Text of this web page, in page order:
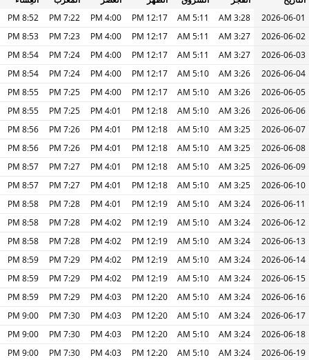
2026-06-01
3:28 AM
5:11 AM
12:17 PM
4:00 PM
7:22 PM
8:52 PM
2026-06-02
3:27 AM
5:11 AM
12:17 PM
4:00 PM
7:23 PM
8:53 PM
2026-06-03
3:27 AM
5:11 AM
12:17 PM
4:00 PM
7:24 PM
8:54 PM
2026-06-04
3:26 AM
5:10 AM
12:17 PM
4:00 PM
7:24 PM
8:54 PM
2026-06-05
3:26 AM
5:10 AM
12:17 PM
4:00 PM
7:25 PM
8:55 PM
2026-06-06
3:26 AM
5:10 AM
12:18 PM
4:01 PM
7:25 PM
8:55 PM
2026-06-07
3:25 AM
5:10 AM
12:18 PM
4:01 PM
7:26 PM
8:56 PM
2026-06-08
3:25 AM
5:10 AM
12:18 PM
4:01 PM
7:26 PM
8:56 PM
2026-06-09
3:25 AM
5:10 AM
12:18 PM
4:01 PM
7:27 PM
8:57 PM
2026-06-10
3:25 AM
5:10 AM
12:18 PM
4:01 PM
7:27 PM
8:57 PM
2026-06-11
3:24 AM
5:10 AM
12:19 PM
4:01 PM
7:28 PM
8:58 PM
2026-06-12
3:24 AM
5:10 AM
12:19 PM
4:02 PM
7:28 PM
8:58 PM
2026-06-13
3:24 AM
5:10 AM
12:19 PM
4:02 PM
7:28 PM
8:58 PM
2026-06-14
3:24 AM
5:10 AM
12:19 PM
4:02 PM
7:29 PM
8:59 PM
2026-06-15
3:24 AM
5:10 AM
12:19 PM
4:02 PM
7:29 PM
8:59 PM
2026-06-16
3:24 AM
5:10 AM
12:20 PM
4:03 PM
7:29 PM
8:59 PM
2026-06-17
3:24 AM
5:10 AM
12:20 PM
4:03 PM
7:30 PM
9:00 PM
2026-06-18
3:24 AM
5:10 AM
12:20 PM
4:03 PM
7:30 PM
9:00 PM
2026-06-19
3:24 AM
5:10 AM
12:20 PM
4:03 PM
7:30 PM
9:00 PM